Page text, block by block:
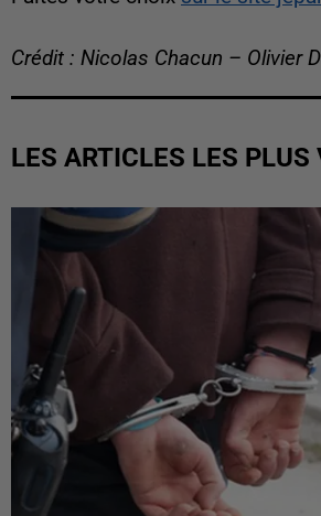
Crédit : Nicolas Chacun – Olivier
LES ARTICLES LES PLUS